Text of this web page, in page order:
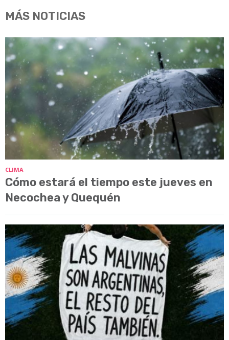
MÁS NOTICIAS
CLIMA
Cómo estará el tiempo este jueves en
Necochea y Quequén